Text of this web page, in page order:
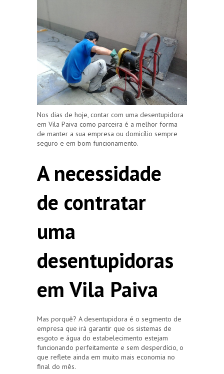
Nos dias de hoje, contar com uma desentupidora
em Vila Paiva como parceira é a melhor forma
de manter a sua empresa ou domicílio sempre
seguro e em bom funcionamento.
A necessidade
de contratar
uma
desentupidoras
em Vila Paiva
Mas porquê? A desentupidora é o segmento de
empresa que irá garantir que os sistemas de
esgoto e água do estabelecimento estejam
funcionando perfeitamente e sem desperdício, o
que reflete ainda em muito mais economia no
final do mês.